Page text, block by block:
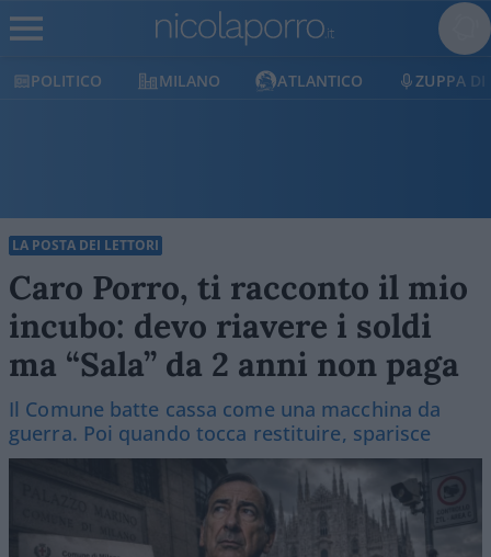
MILANO ATLANTICO ZUPPA DI PORRO
LA POSTA DEI LETTORI
Caro Porro, ti racconto il mio
incubo: devo riavere i soldi
ma “Sala” da 2 anni non paga
Il Comune batte cassa come una macchina da
guerra. Poi quando tocca restituire, sparisce